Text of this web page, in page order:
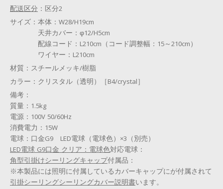
配送区分 ： 区分2
サイズ： 本体：W28/H19cm
天井カバー：φ12/H5cm
配線コード：L210cm（コード調整幅：15～210cm）
ワイヤー：L210cm
材質： スチールメッキ/樹脂
カラー： クリスタル（透明）［B4/crystal］
備考：
質量：1.5kg
電源：100V 50/60Hz
消費電力：15W
電球：口金G9 LED電球（電球色）×3（別売）
対応電球：
LED電球 G9口金 クリア：電球色
付属品：
角型引掛けシーリングキャップ
※本製品には照明に付属しているカバーキャップに
引掛シーリング
が付属されて
います。
シーリングカバー説明書